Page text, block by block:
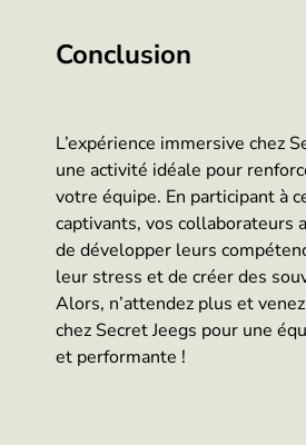
Conclusion
L’expérience immersive chez
une activité idéale pour
votre équipe. En participant à
captivants, vos collaborateurs
de développer leurs
leur stress et de créer des
Alors, n’attendez plus et
chez Secret Jeegs pour une
et performante !